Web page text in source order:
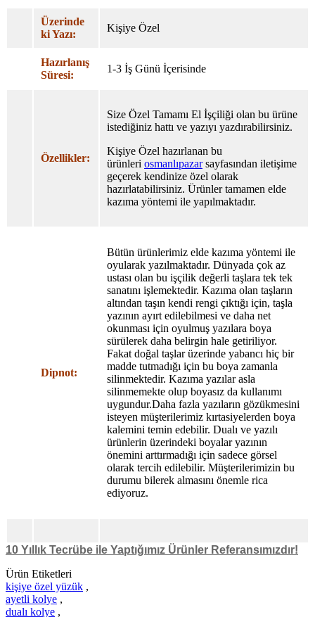
Üzerinde
ki Yazı:
Kişiye Özel
Hazırlanış
Süresi:
1-3 İş Günü İçerisinde
Özellikler:
Size Özel Tamamı El İşçiliği olan bu ürüne
istediğiniz hattı ve yazıyı yazdırabilirsiniz.
Kişiye Özel hazırlanan bu
ürünleri osmanlıpazarsayfasından iletişime
geçerek kendinize özel olarak
hazırlatabilirsiniz. Ürünler tamamen elde
kazıma yöntemi ile yapılmaktadır.
Dipnot:
Bütün ürünlerimiz elde kazıma yöntemi ile
oyularak yazılmaktadır. Dünyada çok az
ustası olan bu işçilik değerli taşlara tek tek
sanatını işlemektedir. Kazıma olan taşların
altından taşın kendi rengi çıktığı için, taşla
yazının ayırt edilebilmesi ve daha net
okunması için oyulmuş yazılara boya
sürülerek daha belirgin hale getiriliyor.
Fakat doğal taşlar üzerinde yabancı hiç bir
madde tutmadığı için bu boya zamanla
silinmektedir. Kazıma yazılar asla
silinmemekte olup boyasız da kullanımı
uygundur.Daha fazla yazıların gözükmesini
isteyen müşterilerimiz kırtasiyelerden boya
kalemini temin edebilir. Dualı ve yazılı
ürünlerin üzerindeki boyalar yazının
önemini arttırmadığı için sadece görsel
olarak tercih edilebilir. Müşterilerimizin bu
durumu bilerek almasını önemle rica
ediyoruz.
10 Yıllık Tecrübe ile Yaptığımız Ürünler Referansımızdır!
Ürün Etiketleri
kişiye özel yüzük ,
ayetli kolye ,
dualı kolye ,